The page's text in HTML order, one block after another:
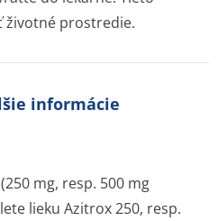
prostredie.
informácie
mg, resp. 500 mg
lieku Azitrox 250, resp.